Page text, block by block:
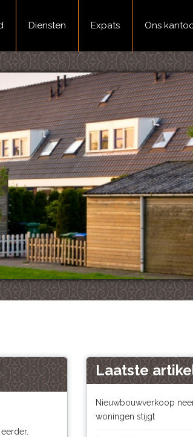
Diensten Expats Ons
Laatste
Nieuwbouwverkoop
woningen stijgt